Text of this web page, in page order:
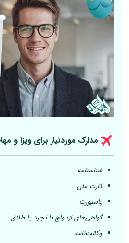
مدارک موردنیاز برای ویزا و
شناسنامه
کارت ملی
پاسپورت
گواهی‌های ازدواج یا تجرد یا طلاق
وکالت‌نامه